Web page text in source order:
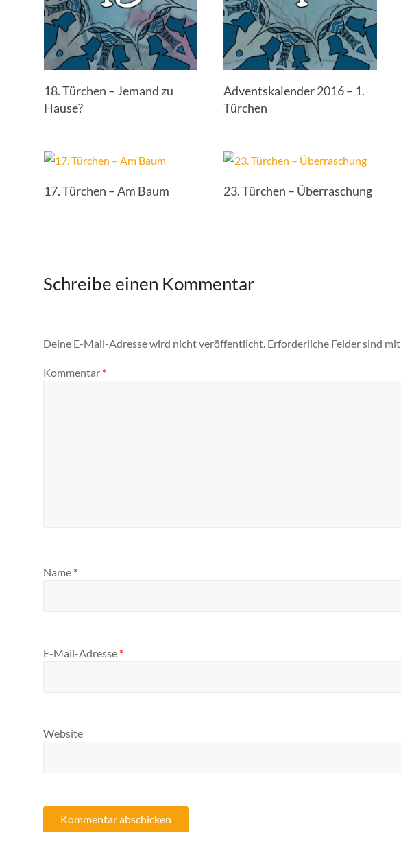
18. Türchen – Jemand zu
Hause?
Adventskalender 2016 – 1.
Türchen
17. Türchen – Am Baum
23. Türchen – Überraschung
Schreibe einen Kommentar
Deine E-Mail-Adresse wird nicht veröffentlicht. Erforderliche Felder sind mit
Kommentar *
Name *
E-Mail-Adresse *
Website